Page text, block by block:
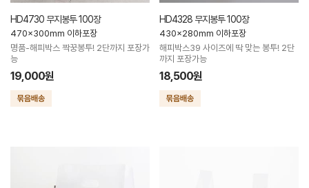
HD4730 무지봉투 100장
470x300mm 이하포장
명품-해피박스 짝꿍봉투! 2단까지 포장가
능
19,000원
HD4328 무지봉투 100장
430x280mm 이하포장
해피박스39 사이즈에 딱 맞는 봉투! 2단
까지 포장가능
18,500원